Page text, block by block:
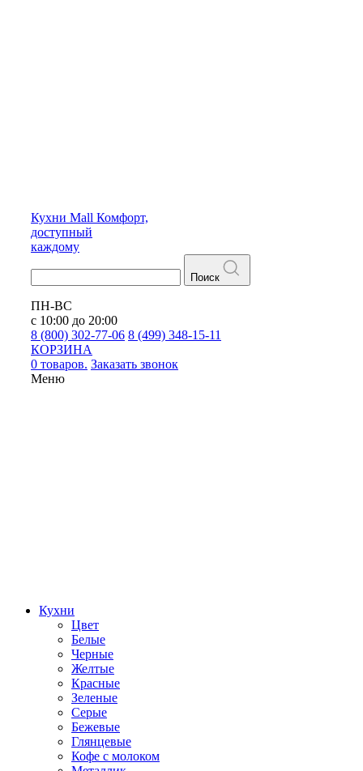
Кухни Mall Комфорт,
доступный
каждому
Поиск
ПН-ВС
с 10:00 до 20:00
8 (800) 302-77-06 8 (499) 348-15-11
КОРЗИНА
0 товаров. Заказать звонок
Меню
Кухни
Цвет
Белые
Черные
Желтые
Красные
Зеленые
Серые
Бежевые
Глянцевые
Кофе с молоком